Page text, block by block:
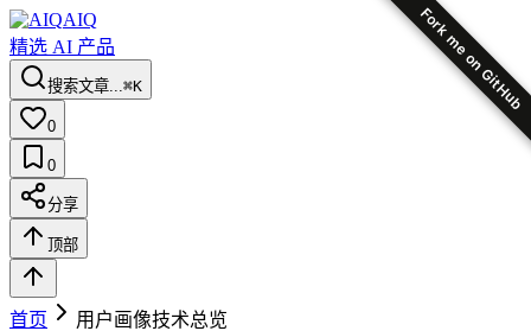
Fork me on GitHub
AIQ
精选 AI 产品
搜索文章...⌘K
0
0
分享
顶部
首页
用户画像技术总览